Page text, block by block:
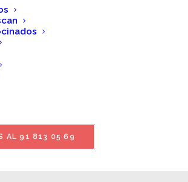
AL 91 813 05 69
Ojopi Leigue